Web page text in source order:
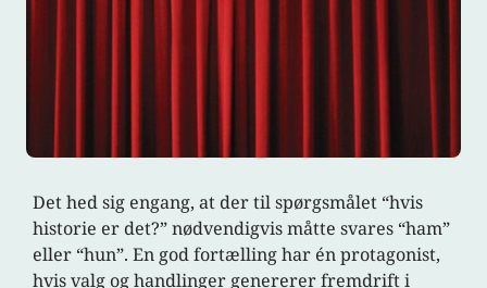
Det hed sig engang, at der til spørgsmålet “hvis
historie er det?” nødvendigvis måtte svares “ham”
eller “hun”. En god fortælling har én protagonist,
hvis valg og handlinger genererer fremdrift i